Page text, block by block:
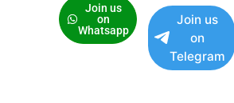
Join us
on
Whatsapp
Join us
on
Telegram